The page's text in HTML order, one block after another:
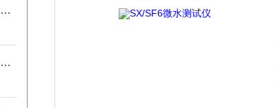
氧化锌避雷器测试仪全解析（含操作、维护）
交直流耐压试验装置在升压或耐压实验进程中发生不正常状况的处理情况